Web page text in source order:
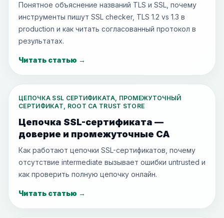
Понятное объяснение названий TLS и SSL, почему
инструменты пишут SSL checker, TLS 1.2 vs 1.3 в
production и как читать согласованный протокол в
результатах.
Читать статью →
ЦЕПОЧКА SSL СЕРТИФИКАТА, ПРОМЕЖУТОЧНЫЙ
СЕРТИФИКАТ, ROOT CA TRUST STORE
Цепочка SSL-сертификата —
доверие и промежуточные CA
Как работают цепочки SSL-сертификатов, почему
отсутствие intermediate вызывает ошибки untrusted и
как проверить полную цепочку онлайн.
Читать статью →